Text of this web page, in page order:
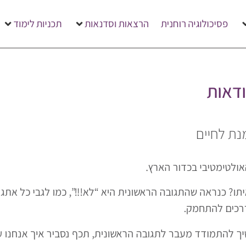
פסיכולוגיה רוחנית הרצאות וסדנאות תכניות לימוד
לחיים
בכדור הארץ.
כנראה שהתגובה הראשונית היא “לא!!!”, כמו לגבי כל
להתחמק.
להתמודד מעבר לתגובה הראשונית, תכף נסביר איך אנחנו